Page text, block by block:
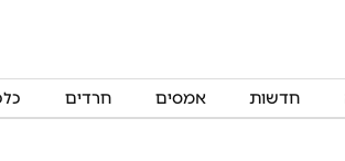
חדשות אמסים חרדים